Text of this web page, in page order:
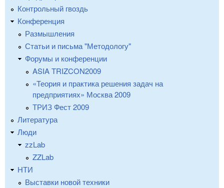
Контрольный гвоздь
Конференция
Размышления
Статьи и письма "Методологу"
Форумы и конференции
ASIA TRIZCON2009
«Теория и практика решения задач на
предприятиях» Москва 2009
ТРИЗ Фест 2009
Литература
Люди
zzLab
ZZLab
НТИ
Выставки новой техники